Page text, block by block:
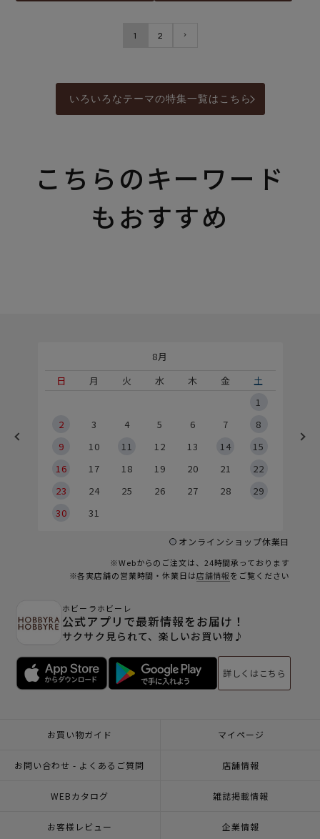
1 2
いろいろなテーマの特集一覧はこちら
こちらのキーワード
もおすすめ
8月
日
月 火 水 木 金
土
1
2
3 4 5 6 7
8
9
10 11 12 13 14
15
16
17 18 19 20 21
22
23
24 25 26 27 28
29
30
31
オンラインショップ休業日
※Webからのご注文は、24時間承っております
※各実店舗の営業時間・休業日は店舗情報をご覧ください
ホビーラホビーレ
公式アプリで最新情報をお届け！
サクサク見られて、楽しいお買い物♪
詳しくはこちら
お買い物ガイド マイページ
お問い合わせ - よくあるご質問 店舗情報
WEBカタログ 雑誌掲載情報
お客様レビュー 企業情報